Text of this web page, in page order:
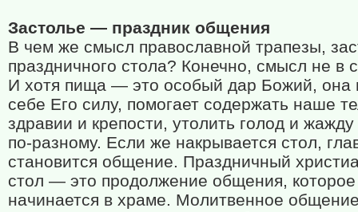
Застолье — праздник общения
В чем же смысл православной трапезы,
праздничного стола? Конечно, смысл не в
И хотя пища — это особый дар Божий, она
себе Его силу, помогает содержать наше
здравии и крепости, утолить голод и
по-разному. Если же накрывается стол,
становится общение. Праздничный
стол — это продолжение общения, которое
начинается в храме. Молитвенное